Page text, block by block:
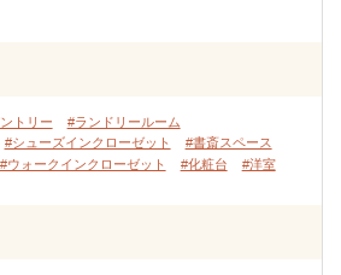
トリー
#ランドリールーム
#シューズインクローゼット
#書斎スペース
#ウォークインクローゼット #化粧台
#洋室